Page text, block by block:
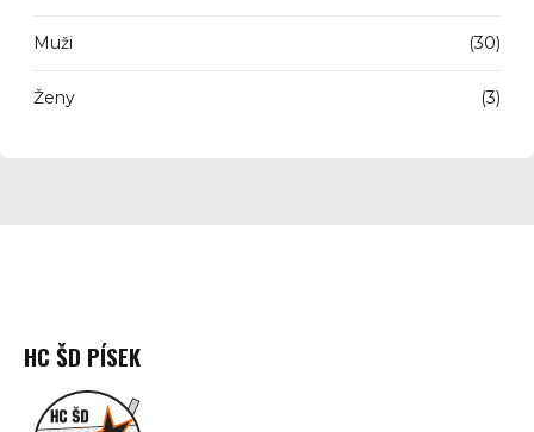
Muži (30)
Ženy (3)
HC ŠD PÍSEK